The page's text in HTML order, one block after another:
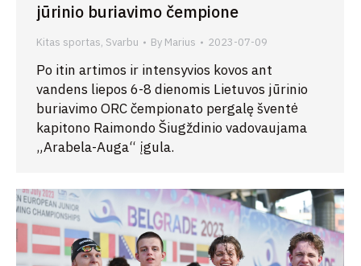
jūrinio buriavimo čempione
Kitas sportas, Svarbu By Marius 2023-07-09
Po itin artimos ir intensyvios kovos ant
vandens liepos 6-8 dienomis Lietuvos jūrinio
buriavimo ORC čempionato pergalę šventė
kapitono Raimondo Šiugždinio vadovaujama
„Arabela-Auga“ įgula.